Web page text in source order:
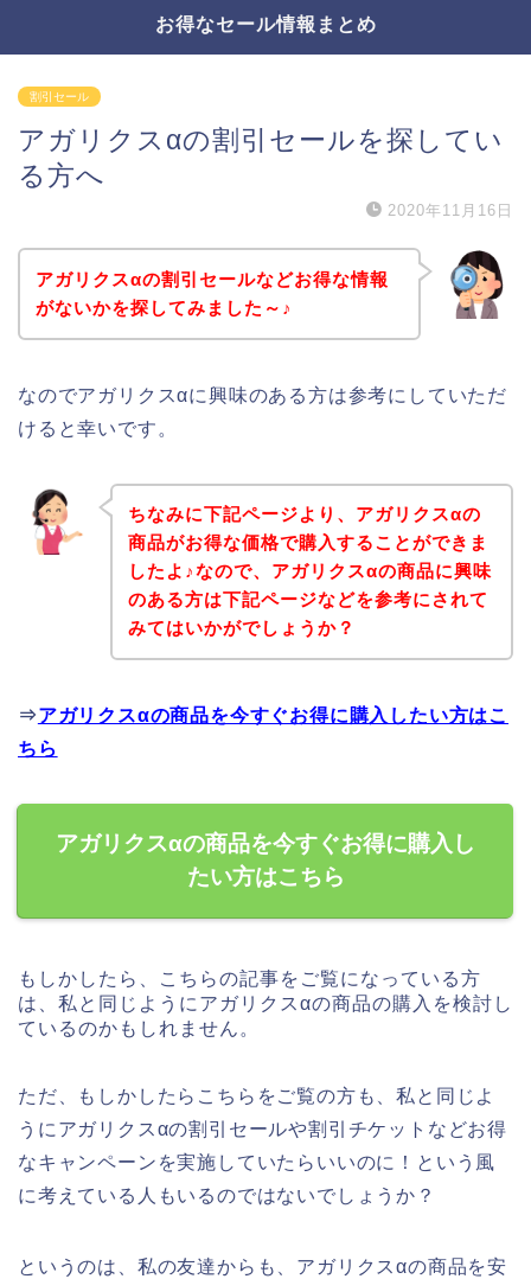
お得なセール情報まとめ
割引セール
アガリクスαの割引セールを探してい
る方へ
2020年11月16日
アガリクスαの割引セールなどお得な情報
がないかを探してみました～♪
なのでアガリクスαに興味のある方は参考にしていただ
けると幸いです。
ちなみに下記ページより、アガリクスαの
商品がお得な価格で購入することができま
したよ♪なので、アガリクスαの商品に興味
のある方は下記ページなどを参考にされて
みてはいかがでしょうか？
⇒アガリクスαの商品を今すぐお得に購入したい方はこ
ちら
アガリクスαの商品を今すぐお得に購入し
たい方はこちら
もしかしたら、こちらの記事をご覧になっている方
は、私と同じようにアガリクスαの商品の購入を検討し
ているのかもしれません。
ただ、もしかしたらこちらをご覧の方も、私と同じよ
うにアガリクスαの割引セールや割引チケットなどお得
なキャンペーンを実施していたらいいのに！という風
に考えている人もいるのではないでしょうか？
というのは、私の友達からも、アガリクスαの商品を安